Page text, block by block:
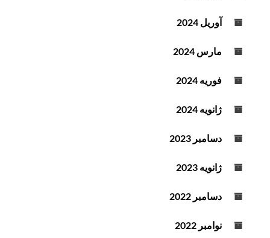
آوریل 2024
مارس 2024
فوریه 2024
ژانویه 2024
دسامبر 2023
ژانویه 2023
دسامبر 2022
نوامبر 2022